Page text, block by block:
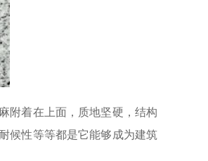
附着在上面，质地坚硬，结构
候性等等都是它能够成为建筑